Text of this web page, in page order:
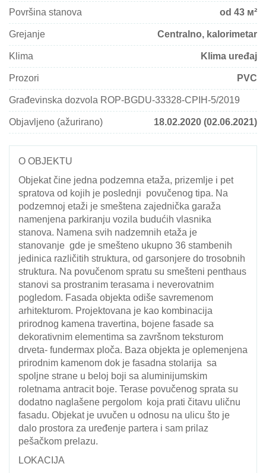
Površina stanova od 43 м²
Grejanje Centralno, kalorimetar
Klima Klima uređaj
Prozori PVC
Građevinska dozvola ROP-BGDU-33328-CPIH-5/2019
Objavljeno (ažurirano) 18.02.2020 (02.06.2021)
O OBJEKTU
Objekat čine jedna podzemna etaža, prizemlje i pet
spratova od kojih je poslednji povučenog tipa. Na
podzemnoj etaži je smeštena zajednička garaža
namenjena parkiranju vozila budućih vlasnika
stanova. Namena svih nadzemnih etaža je
stanovanje gde je smešteno ukupno 36 stambenih
jedinica različitih struktura, od garsonjere do trosobnih
struktura. Na povučenom spratu su smešteni penthaus
stanovi sa prostranim terasama i neverovatnim
pogledom. Fasada objekta odiše savremenom
arhitekturom. Projektovana je kao kombinacija
prirodnog kamena travertina, bojene fasade sa
dekorativnim elementima sa završnom teksturom
drveta- fundermax ploča. Baza objekta je oplemenjena
prirodnim kamenom dok je fasadna stolarija sa
spoljne strane u beloj boji sa aluminijumskim
roletnama antracit boje. Terase povučenog sprata su
dodatno naglašene pergolom koja prati čitavu uličnu
fasadu. Objekat je uvučen u odnosu na ulicu što je
dalo prostora za uređenje partera i sam prilaz
pešačkom prelazu.
LOKACIJA